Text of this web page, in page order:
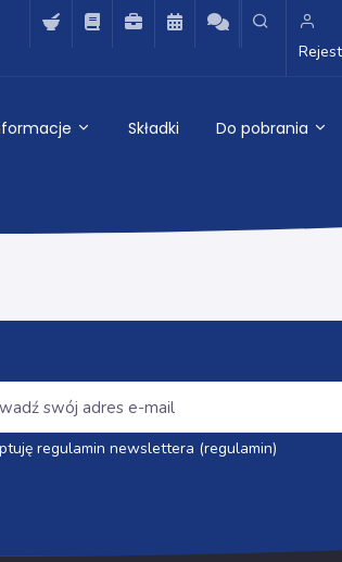
Składki Do pobrania
regulamin newslettera (regulamin)